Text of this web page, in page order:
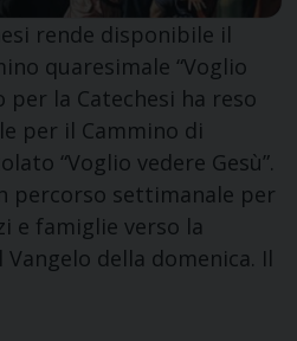
rende disponibile il
quaresimale “Voglio
per la Catechesi ha reso
per il Cammino di
“Voglio vedere Gesù”.
percorso settimanale per
e famiglie verso la
della domenica. Il